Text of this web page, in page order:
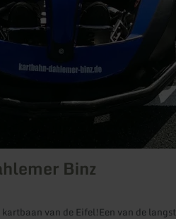
Binz
van de Eifel!Een van de